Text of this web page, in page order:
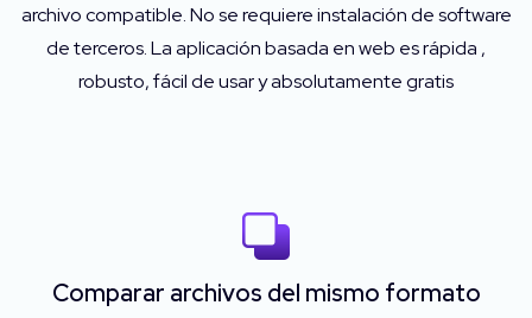
archivo compatible. No se requiere instalación de software
de terceros. La aplicación basada en web es rápida ,
robusto, fácil de usar y absolutamente gratis
Comparar archivos del mismo formato